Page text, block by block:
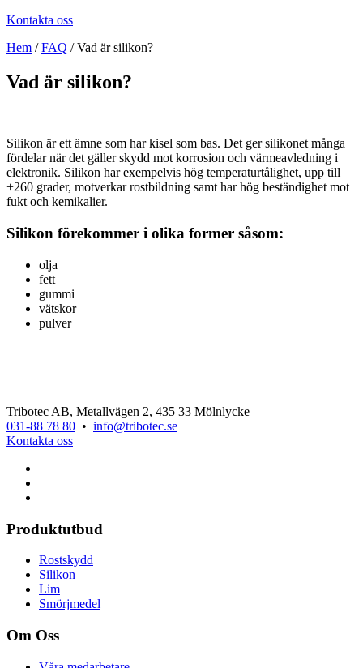
Kontakta oss
Hem /FAQ /Vad är silikon?
Vad är silikon?
Silikon är ett ämne som har kisel som bas. Det ger silikonet många
fördelar när det gäller skydd mot korrosion och värmeavledning i
elektronik. Silikon har exempelvis hög temperaturtålighet, upp till
+260 grader, motverkar rostbildning samt har hög beständighet mot
fukt och kemikalier.
Silikon förekommer i olika former såsom:
olja
fett
gummi
vätskor
pulver
Tribotec AB, Metallvägen 2, 435 33 Mölnlycke
031-88 78 80 • info@tribotec.se
Kontakta oss
Produktutbud
Rostskydd
Silikon
Lim
Smörjmedel
Om Oss